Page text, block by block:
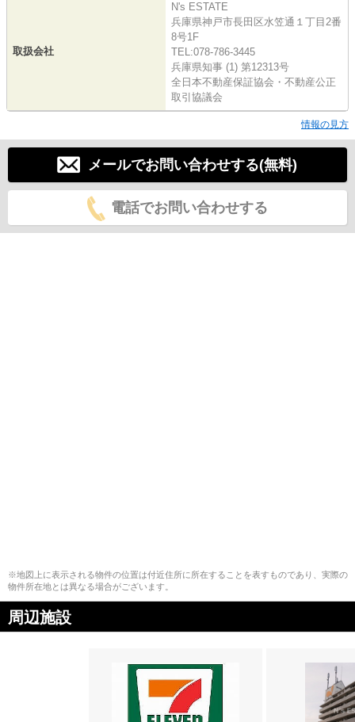
取扱会社
N's ESTATE
兵庫県神戸市長田区水笠通１丁目2番
8号1F
TEL:078-786-3445
兵庫県知事 (1) 第12313号
全日本不動産保証協会・不動産公正
取引協議会
情報の見方
メールでお問い合わせする(無料)
電話でお問い合わせする
※地図上に表示される物件の位置は付近住所に所在することを表すものであり、実際の
物件所在地とは異なる場合がございます。
周辺施設